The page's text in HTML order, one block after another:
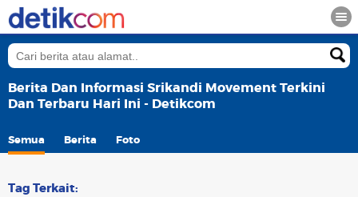
Berita Dan Informasi Srikandi Movement Terkini
Dan Terbaru Hari Ini - Detikcom
Semua Berita Foto
Tag Terkait: